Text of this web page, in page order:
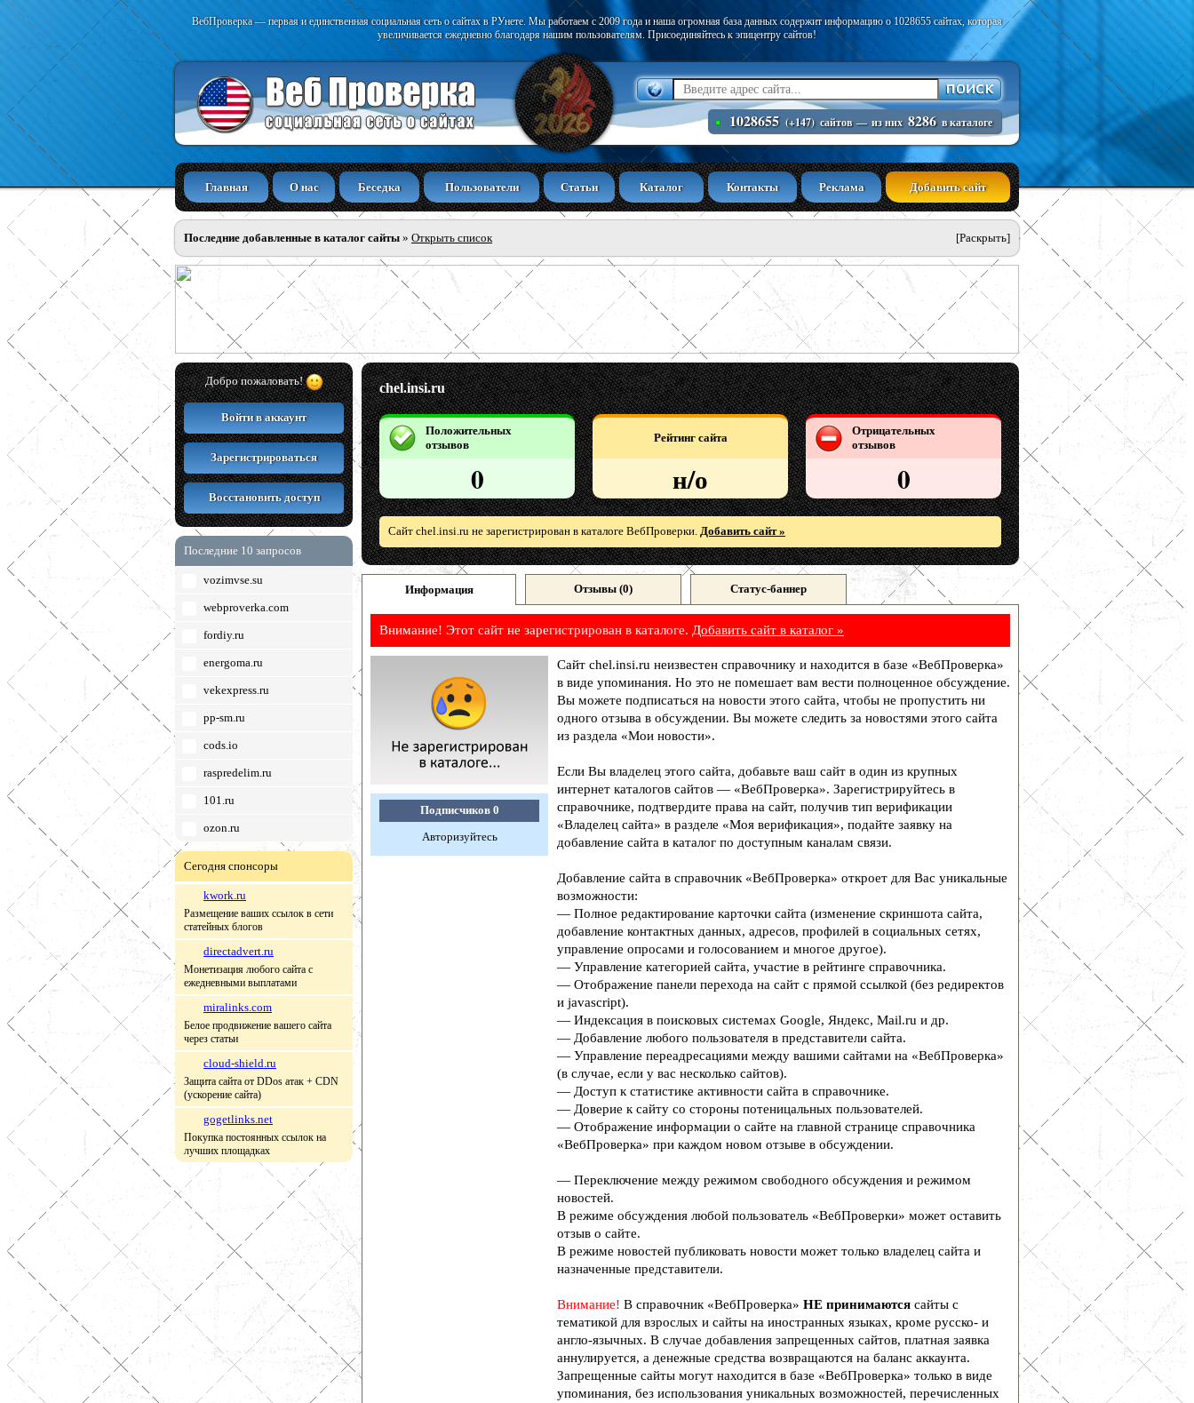
ВебПроверка — первая и единственная социальная сеть о сайтах в РУнете. Мы работаем с 2009 года и наша огромная база данных содержит информацию о 1028655 сайтах, которая
увеличивается ежедневно благодаря нашим пользователям. Присоединяйтесь к эпицентру сайтов!
1028655 (+147) сайтов — из них 8286 в каталоге
Главная О нас Беседка Пользователи Статьи Каталог Контакты Реклама Добавить сайт
Последние добавленные в каталог сайты » Открыть список [Раскрыть]
Добро пожаловать!
Войти в аккаунт
Зарегистрироваться
Восстановить доступ
Последние 10 запросов
vozimvse.su
webproverka.com
fordiy.ru
energoma.ru
vekexpress.ru
pp-sm.ru
cods.io
raspredelim.ru
101.ru
ozon.ru
Сегодня спонсоры
kwork.ru
Размещение ваших ссылок в сети
статейных блогов
directadvert.ru
Монетизация любого сайта с
ежедневными выплатами
miralinks.com
Белое продвижение вашего сайта
через статьи
cloud-shield.ru
Защита сайта от DDos атак + CDN
(ускорение сайта)
gogetlinks.net
Покупка постоянных ссылок на
лучших площадках
chel.insi.ru
Положительных
отзывов
0
Рейтинг сайта
н/о
Отрицательных
отзывов
0
Сайт chel.insi.ru не зарегистрирован в каталоге ВебПроверки. Добавить сайт »
Информация Отзывы (0) Статус-баннер
Внимание! Этот сайт не зарегистрирован в каталоге. Добавить сайт в каталог »
Подписчиков 0
Авторизуйтесь
Сайт chel.insi.ru неизвестен справочнику и находится в базе «ВебПроверка»
в виде упоминания. Но это не помешает вам вести полноценное обсуждение.
Вы можете подписаться на новости этого сайта, чтобы не пропустить ни
одного отзыва в обсуждении. Вы можете следить за новостями этого сайта
из раздела «Мои новости».
Если Вы владелец этого сайта, добавьте ваш сайт в один из крупных
интернет каталогов сайтов — «ВебПроверка». Зарегистрируйтесь в
справочнике, подтвердите права на сайт, получив тип верификации
«Владелец сайта» в разделе «Моя верификация», подайте заявку на
добавление сайта в каталог по доступным каналам связи.
Добавление сайта в справочник «ВебПроверка» откроет для Вас уникальные
возможности:
— Полное редактирование карточки сайта (изменение скриншота сайта,
добавление контактных данных, адресов, профилей в социальных сетях,
управление опросами и голосованием и многое другое).
— Управление категорией сайта, участие в рейтинге справочника.
— Отображение панели перехода на сайт с прямой ссылкой (без редиректов
и javascript).
— Индексация в поисковых системах Google, Яндекс, Mail.ru и др.
— Добавление любого пользователя в представители сайта.
— Управление переадресациями между вашими сайтами на «ВебПроверка»
(в случае, если у вас несколько сайтов).
— Доступ к статистике активности сайта в справочнике.
— Доверие к сайту со стороны потеницальных пользователей.
— Отображение информации о сайте на главной странице справочника
«ВебПроверка» при каждом новом отзыве в обсуждении.
— Переключение между режимом свободного обсуждения и режимом
новостей.
В режиме обсуждения любой пользователь «ВебПроверки» может оставить
отзыв о сайте.
В режиме новостей публиковать новости может только владелец сайта и
назначенные представители.
Внимание! В справочник «ВебПроверка» НЕ принимаются сайты с
тематикой для взрослых и сайты на иностранных языках, кроме русско- и
англо-язычных. В случае добавления запрещенных сайтов, платная заявка
аннулируется, а денежные средства возвращаются на баланс аккаунта.
Запрещенные сайты могут находится в базе «ВебПроверка» только в виде
упоминания, без использования уникальных возможностей, перечисленных